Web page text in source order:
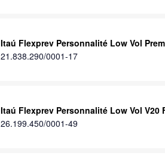
Itaú Flexprev Personnalité Low Vol
21.838.290/0001-17
Itaú Flexprev Personnalité Low Vol V20
26.199.450/0001-49